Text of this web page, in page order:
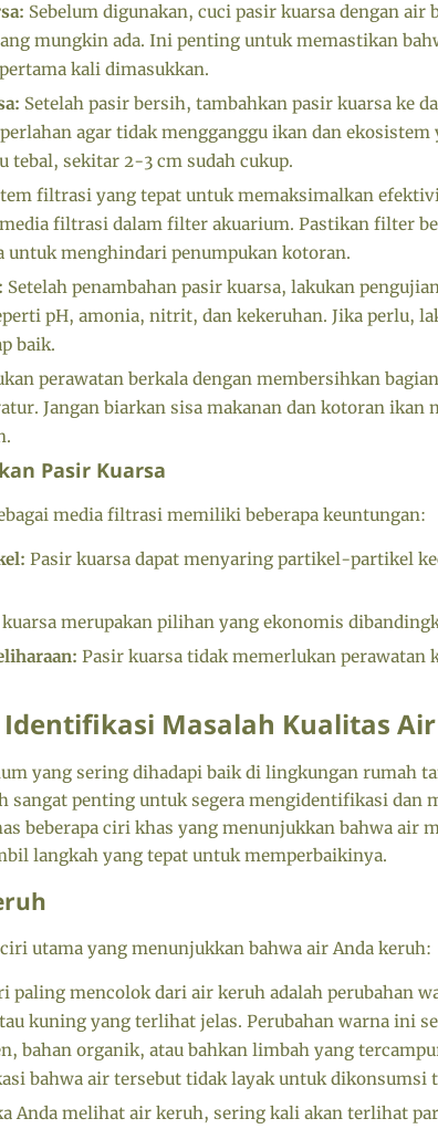
Sebelum digunakan, cuci pasir kuarsa dengan
mungkin ada. Ini penting untuk memastikan
kali dimasukkan.
Setelah pasir bersih, tambahkan pasir kuarsa ke
agar tidak mengganggu ikan dan ekosistem
tebal, sekitar 2-3 cm sudah cukup.
filtrasi yang tepat untuk memaksimalkan
filtrasi dalam filter akuarium. Pastikan filter
untuk menghindari penumpukan kotoran.
Setelah penambahan pasir kuarsa, lakukan
pH, amonia, nitrit, dan kekeruhan. Jika perlu,
baik.
perawatan berkala dengan membersihkan
Jangan biarkan sisa makanan dan kotoran ikan
Pasir Kuarsa
media filtrasi memiliki beberapa keuntungan:
Pasir kuarsa dapat menyaring partikel-partikel
merupakan pilihan yang ekonomis
Pasir kuarsa tidak memerlukan perawatan
Masalah Kualitas Air
yang sering dihadapi baik di lingkungan rumah
penting untuk segera mengidentifikasi dan
beberapa ciri khas yang menunjukkan bahwa air
langkah yang tepat untuk memperbaikinya.
utama yang menunjukkan bahwa air Anda keruh:
paling mencolok dari air keruh adalah perubahan
kuning yang terlihat jelas. Perubahan warna ini
bahan organik, atau bahkan limbah yang
bahwa air tersebut tidak layak untuk dikonsumsi
Anda melihat air keruh, sering kali akan terlihat